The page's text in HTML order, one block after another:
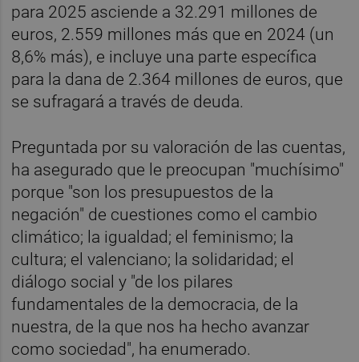
para 2025 asciende a 32.291 millones de
euros, 2.559 millones más que en 2024 (un
8,6% más), e incluye una parte específica
para la dana de 2.364 millones de euros, que
se sufragará a través de deuda.
Preguntada por su valoración de las cuentas,
ha asegurado que le preocupan "muchísimo"
porque "son los presupuestos de la
negación" de cuestiones como el cambio
climático; la igualdad; el feminismo; la
cultura; el valenciano; la solidaridad; el
diálogo social y "de los pilares
fundamentales de la democracia, de la
nuestra, de la que nos ha hecho avanzar
como sociedad", ha enumerado.